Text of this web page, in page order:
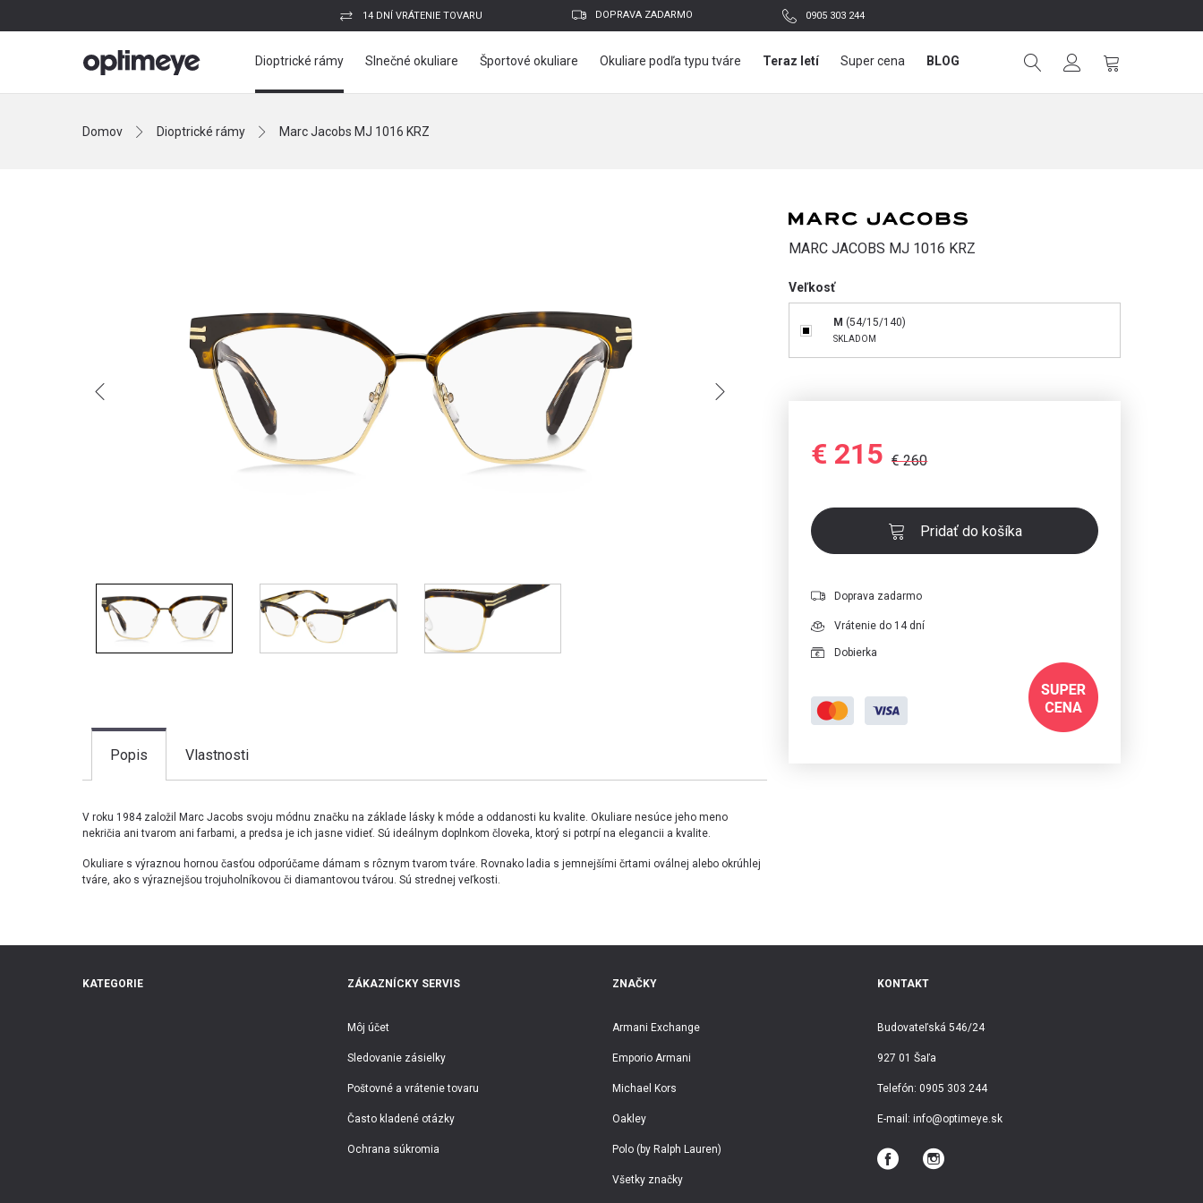
14 DNÍ VRÁTENIE TOVARU DOPRAVA ZADARMO 0905 303 244
Dioptrické rámy Slnečné okuliare Športové okuliare Okuliare podľa typu tváre Teraz letí Super cena BLOG
E-mailová adresa
Domov Dioptrické rámy Marc Jacobs MJ 1016 KRZ
Popis Vlastnosti
V roku 1984 založil Marc Jacobs svoju módnu značku na základe lásky k móde a oddanosti ku kvalite. Okuliare nesúce jeho meno
nekričia ani tvarom ani farbami, a predsa je ich jasne vidieť. Sú ideálnym doplnkom človeka, ktorý si potrpí na elegancii a kvalite.
Okuliare s výraznou hornou časťou odporúčame dámam s rôznym tvarom tváre. Rovnako ladia s jemnejšími črtami oválnej alebo okrúhlej
tváre, ako s výraznejšou trojuholníkovou či diamantovou tvárou. Sú strednej veľkosti.
MARC JACOBS MJ 1016 KRZ
Veľkosť
M (54/15/140)
SKLADOM
€ 215 € 260
Pridať do košíka
Doprava zadarmo
Vrátenie do 14 dní
Dobierka
KATEGORIE ZÁKAZNÍCKY SERVIS
Môj účet
Sledovanie zásielky
Poštovné a vrátenie tovaru
Často kladené otázky
Ochrana súkromia
ZNAČKY
Armani Exchange
Emporio Armani
Michael Kors
Oakley
Polo (by Ralph Lauren)
Všetky značky
KONTAKT
Budovateľská 546/24
927 01 Šaľa
Telefón: 0905 303 244
E-mail: info@optimeye.sk